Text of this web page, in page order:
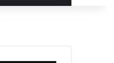
per